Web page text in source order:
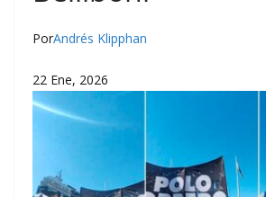
PorAndrés Klipphan
22 Ene, 2026